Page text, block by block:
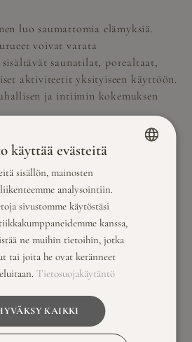
luo saumattomia elämyksiä.
voivat varata
saunatilat, porealtaat,
aktiviteetit yksityiseen käyttöön.
ja intiimin kokemuksen
monipuolisuus takaa
Vesijetit ja melonta
kun taas
luovat rentoja sosiaalisia
koko seurueen perinteisen
äärelle.
voi yhdistää
käyttää evästeitä
sisällön, mainosten
analysointiin.
sivustomme käytöstäsi
kanssa,
ne muihin tietoihin, jotka
tai joita he ovat keränneet
Tietosuojakäytäntö
KAIKKI